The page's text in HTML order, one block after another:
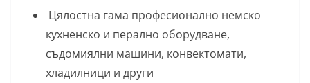
Цялостна гама професионално немско
кухненско и перално оборудване,
съдомиялни машини, конвектомати,
хладилници и други